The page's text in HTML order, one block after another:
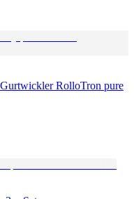
RolloTron pure